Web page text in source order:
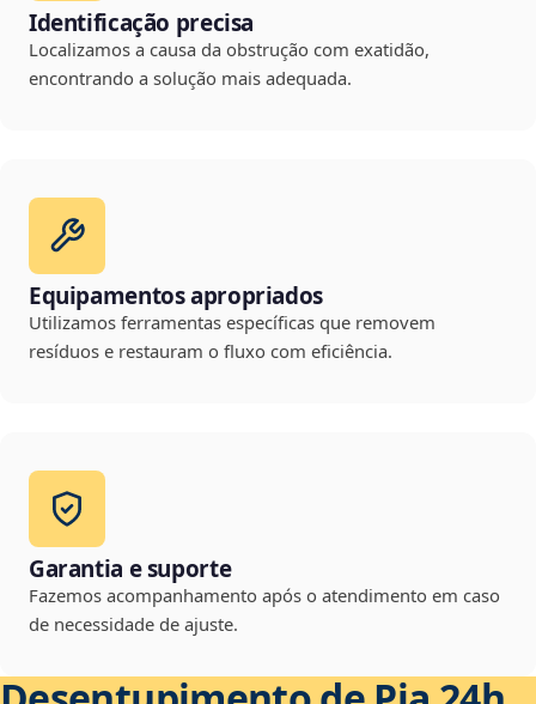
Identificação precisa
Localizamos a causa da obstrução com exatidão,
encontrando a solução mais adequada.
Equipamentos apropriados
Utilizamos ferramentas específicas que removem
resíduos e restauram o fluxo com eficiência.
Garantia e suporte
Fazemos acompanhamento após o atendimento em caso
de necessidade de ajuste.